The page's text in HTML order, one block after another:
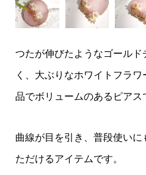
つたが伸びたようなゴールド
く、大ぶりなホワイトフラ
品でボリュームのあるピアス
曲線が目を引き、普段使い
ただけるアイテムです。